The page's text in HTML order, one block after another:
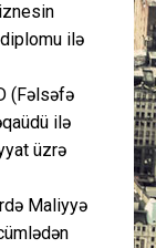
ilə
(Fəlsəfə
ilə
üzrə
Maliyyə